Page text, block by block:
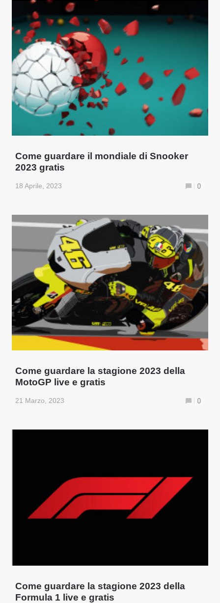
Come guardare il mondiale di Snooker
2023 gratis
18 Aprile, 2023 0
Come guardare la stagione 2023 della
MotoGP live e gratis
21 Marzo, 2023 0
Come guardare la stagione 2023 della
Formula 1 live e gratis